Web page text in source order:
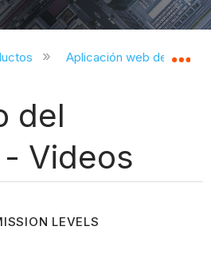
jerarquía global
Aplicación web de
del
Videos
LEVELS